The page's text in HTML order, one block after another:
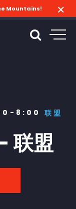
Mountains!
8:00 联盟
联盟